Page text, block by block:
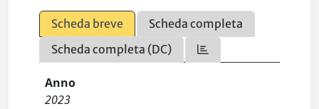
Scheda breve
Scheda completa
Scheda completa (DC)
Anno
2023